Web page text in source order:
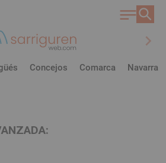
chevron_right
Concejos Comarca Navarra